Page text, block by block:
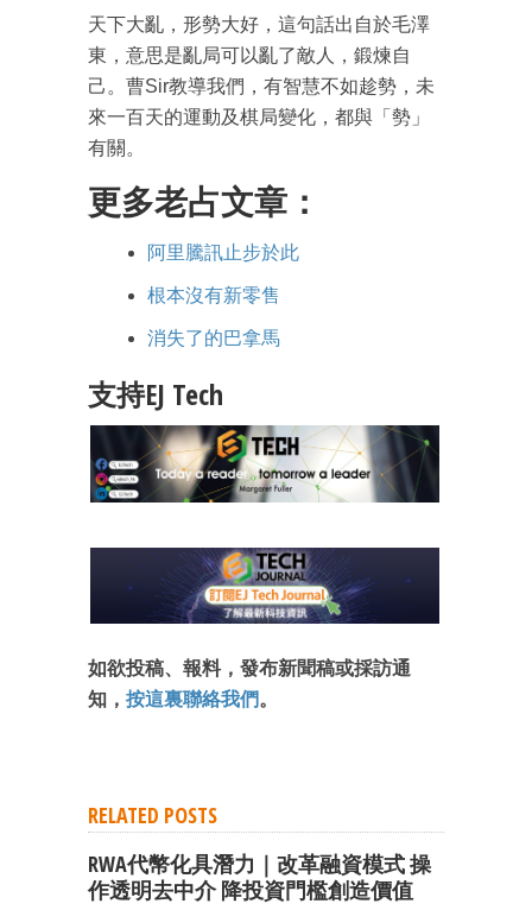
天下大亂，形勢大好，這句話出自於毛澤
東，意思是亂局可以亂了敵人，鍛煉自
己。曹Sir教導我們，有智慧不如趁勢，未
來一百天的運動及棋局變化，都與「勢」
有關。
更多老占文章：
阿里騰訊止步於此
根本沒有新零售
消失了的巴拿馬
支持EJ Tech
如欲投稿、報料，發布新聞稿或採訪通
知， 按這裏聯絡我們。
RELATED POSTS
RWA代幣化具潛力｜改革融資模式 操
作透明去中介 降投資門檻創造價值